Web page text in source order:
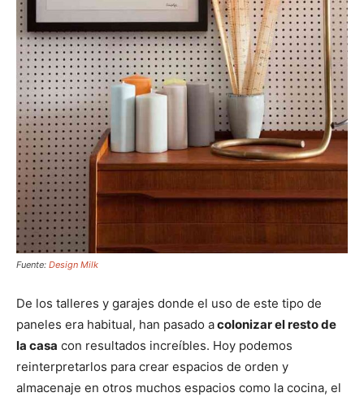
Fuente: Design Milk
De los talleres y garajes donde el uso de este tipo de
paneles era habitual, han pasado acolonizar el resto de
la casa con resultados increíbles. Hoy podemos
reinterpretarlos para crear espacios de orden y
almacenaje en otros muchos espacios como la cocina, el